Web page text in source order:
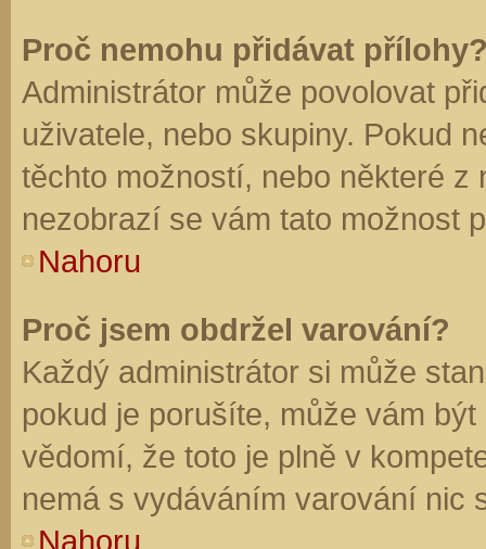
Proč nemohu přidávat
Administrátor může povolovat
uživatele, nebo skupiny. Pokud
těchto možností, nebo některé z
nezobrazí se vám tato možnost
Nahoru
Proč jsem obdržel varování?
Každý administrátor si může
pokud je porušíte, může vám
vědomí, že toto je plně v
nemá s vydáváním varování nic
Nahoru